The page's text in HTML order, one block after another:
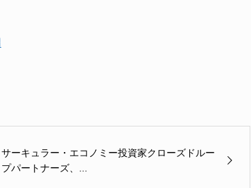
サーキュラー・エコノミー投資家クローズドルー
プパートナーズ、...